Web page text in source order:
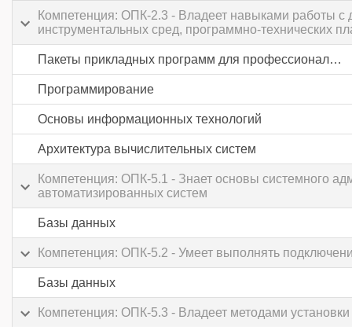
Компетенция: ОПК-2.3 - Владеет навыками работы
инструментальных сред, программно-технических
Пакеты прикладных программ для профессиональной деятельности
Программирование
Основы информационных технологий
Архитектура вычислительных систем
Компетенция: ОПК-5.1 - Знает основы системного
автоматизированных систем
Базы данных
Компетенция: ОПК-5.2 - Умеет выполнять
Базы данных
Компетенция: ОПК-5.3 - Владеет методами